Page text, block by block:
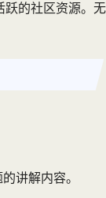
跃的社区资源。无
讲解内容。